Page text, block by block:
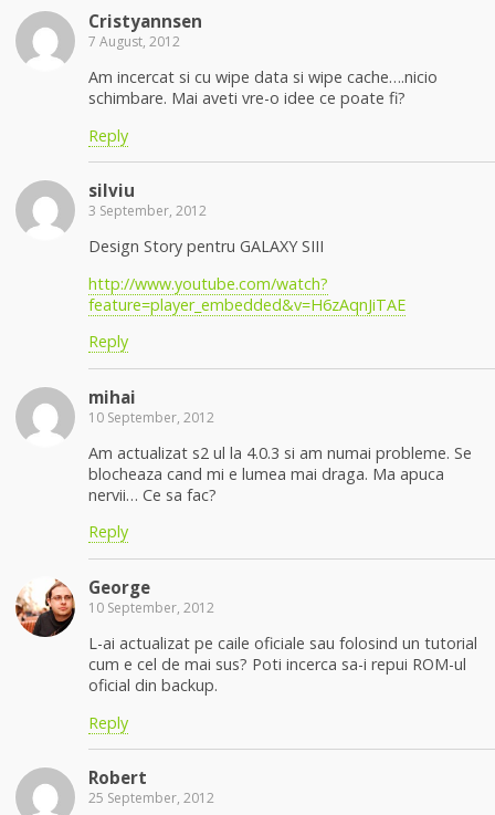
Cristyannsen
7 August, 2012
Am incercat si cu wipe data si wipe cache….nicio
schimbare. Mai aveti vre-o idee ce poate fi?
Reply
silviu
3 September, 2012
Design Story pentru GALAXY SIII
http://www.youtube.com/watch?
feature=player_embedded&v=H6zAqnJiTAE
Reply
mihai
10 September, 2012
Am actualizat s2 ul la 4.0.3 si am numai probleme. Se
blocheaza cand mi e lumea mai draga. Ma apuca
nervii… Ce sa fac?
Reply
George
10 September, 2012
L-ai actualizat pe caile oficiale sau folosind un tutorial
cum e cel de mai sus? Poti incerca sa-i repui ROM-ul
oficial din backup.
Reply
Robert
25 September, 2012